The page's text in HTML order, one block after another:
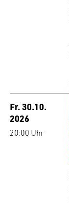
Fr. 30.10.
2026
20:00 Uhr